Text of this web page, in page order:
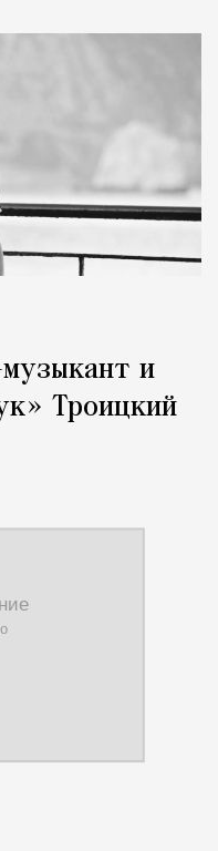
и
Троицкий